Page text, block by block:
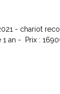
- chariot
1 an - Prix :